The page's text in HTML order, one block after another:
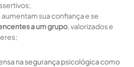
sua confiança e se
a um grupo, valorizados e
na segurança psicológica como